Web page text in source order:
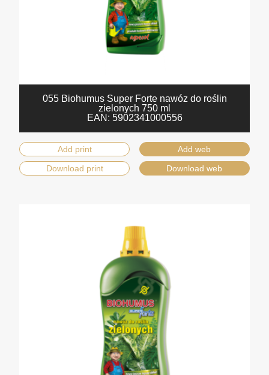
055 Biohumus Super Forte nawóz do roślin
zielonych 750 ml
EAN: 5902341000556
Add print
Add web
Download print
Download web